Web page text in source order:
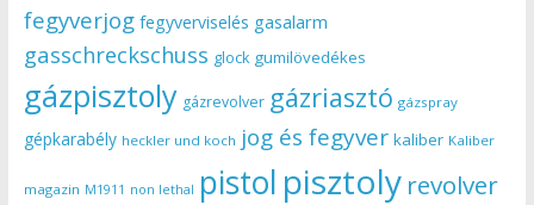
fegyverjog fegyverviselés gasalarm
gasschreckschuss glock gumilövedékes
gázpisztoly gázrevolver gázriasztó gázspray
gépkarabély heckler und koch jog és fegyver kaliber Kaliber
magazin M1911 non lethal pistol pisztoly revolver